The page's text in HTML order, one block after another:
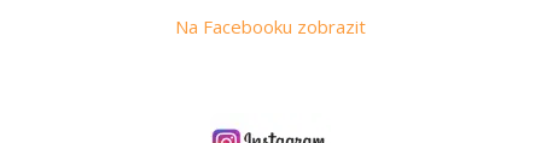
Na Facebooku zobrazit